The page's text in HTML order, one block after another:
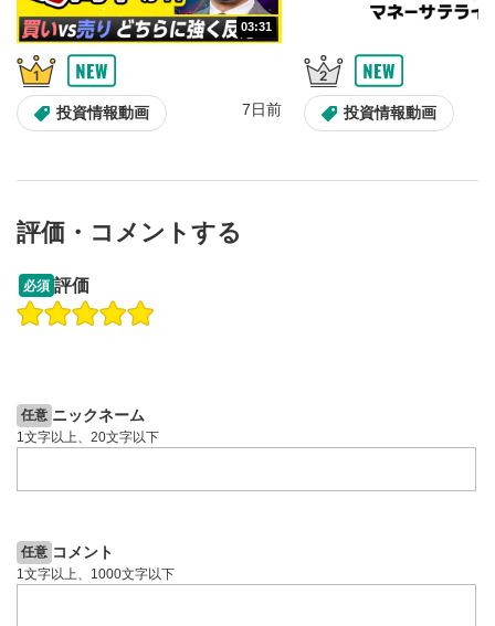
9
再生速度/画質の設定
スマートフォンで視聴の場合は画面右下の設定(歯車マーク)
より選択できます。
10
YouTubeリンク
動画が全画面で表示されます。再度クリックすると元
03:31
投資情報動画 7日前 投資情報動画
操作説明動画
評価・コメントする
必須 評価
任意 ニックネーム
1文字以上、20文字以下
任意 コメント
1文字以上、1000文字以下